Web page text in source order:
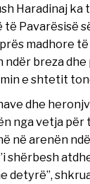
Haradinaj ka
Pavarësisë
madhore
ndër breza
e shtetit
dhe
nga vetja për
në arenën
shërbesh
detyrë”,